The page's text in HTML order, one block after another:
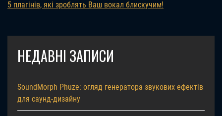
5 плагінів, які зроблять Ваш вокал блискучим!
НЕДАВНІ ЗАПИСИ
SoundMorph Phuze: огляд генератора звукових ефектів
для саунд-дизайну